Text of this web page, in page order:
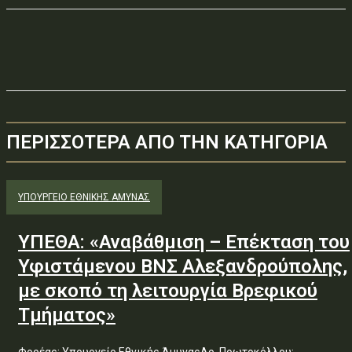
ΠΕΡΙΣΣΟΤΕΡΑ ΑΠΟ ΤΗΝ ΚΑΤΗΓΟΡΙΑ
ΥΠΟΥΡΓΕΊΟ ΕΘΝΙΚΉΣ ΆΜΥΝΑΣ
ΥΠΕΘΑ: «Αναβάθμιση – Επέκταση του
Υφιστάμενου ΒΝΣ Αλεξανδρούπολης,
με σκοπό τη λειτουργία Βρεφικού
Τμήματος»